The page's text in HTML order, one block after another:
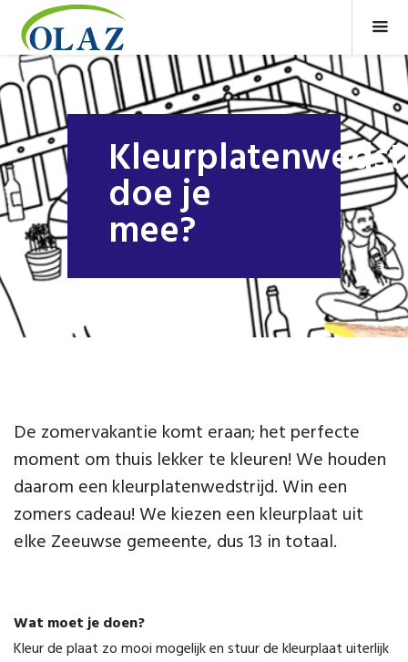
doe je
mee?
De zomervakantie komt eraan; het perfecte
moment om thuis lekker te kleuren! We houden
daarom een kleurplatenwedstrijd. Win een
zomers cadeau! We kiezen een kleurplaat uit
elke Zeeuwse gemeente, dus 13 in totaal.
Wat moet je doen?
Kleur de plaat zo mooi mogelijk en stuur de kleurplaat uiterlijk